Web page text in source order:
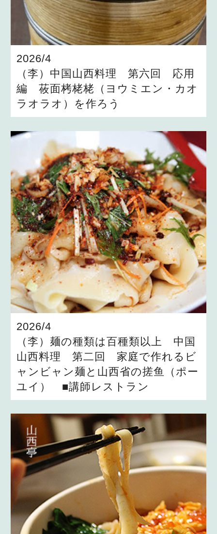
2026/4
（李）中国山西料理 第六回 応用
編 莜面栲栳栳（ヨウミエン・カオ
ラオラオ）を作ろう
2026/4
（李）麺の種類は百種類以上 中国
山西料理 第二回 家庭で作れるビ
ャンビャン麺と山西省の搓鱼（ポー
ユイ） ■講師レストラン